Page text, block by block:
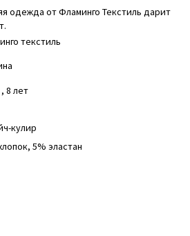
одежда от Фламинго Текстиль дарит
текстиль
, 8 лет
кулир
5% эластан